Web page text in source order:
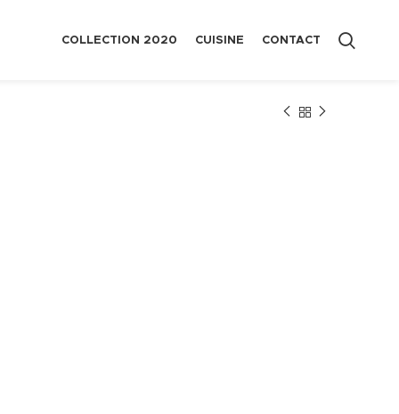
COLLECTION 2020 CUISINE CONTACT